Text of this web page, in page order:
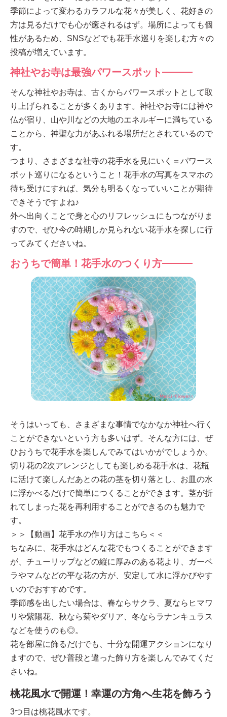
季節によって変わるカラフルな花々が美しく、花好きの
方は見るだけでも心が癒されるはず。場所によっても個
性があるため、SNSなどでも花手水巡りを楽しむ方々の
投稿が増えています。
神社やお寺は最強パワースポット
そんな神社やお寺は、古くからパワースポットとして取
り上げられることが多くあります。神社やお寺には神や
仏が宿り、山や川などの大地のエネルギーに満ちている
ことから、神聖な力があふれる場所だとされているので
す。
つまり、さまざまな社寺の花手水を見にいく＝パワース
ポット巡りになるということ！花手水の写真をスマホの
待ち受けにすれば、気分も明るくなっていいことが期待
できそうですよね♪
外へ出向くことで身と心のリフレッシュにもつながりま
すので、ぜひ今の時期しか見られない花手水を探しに行
ってみてくださいね。
おうちで簡単！花手水のつくり方
そうはいっても、さまざまな事情でなかなか神社へ行く
ことができないという方も多いはず。そんな方には、ぜ
ひおうちで花手水を楽しんでみてはいかがでしょうか。
切り花の2次アレンジとしても楽しめる花手水は、花瓶
に活けて楽しんだあとの花の茎を切り落とし、お皿の水
に浮かべるだけで簡単につくることができます。茎が折
れてしまった花を再利用することができるのも魅力で
す。
＞＞【動画】花手水の作り方はこちら＜＜
ちなみに、花手水はどんな花でもつくることができます
が、チューリップなどの縦に厚みのある花より、ガーベ
ラやマムなどの平な花の方が、安定して水に浮かびやす
いのでおすすめです。
季節感を出したい場合は、春ならサクラ、夏ならヒマワ
リや紫陽花、秋なら菊やダリア、冬ならラナンキュラス
などを使うのも◎。
花を部屋に飾るだけでも、十分な開運アクションになり
ますので、ぜひ普段と違った飾り方を楽しんでみてくだ
さいね。
桃花風水で開運！幸運の方角へ生花を飾ろう
3つ目は桃花風水です。